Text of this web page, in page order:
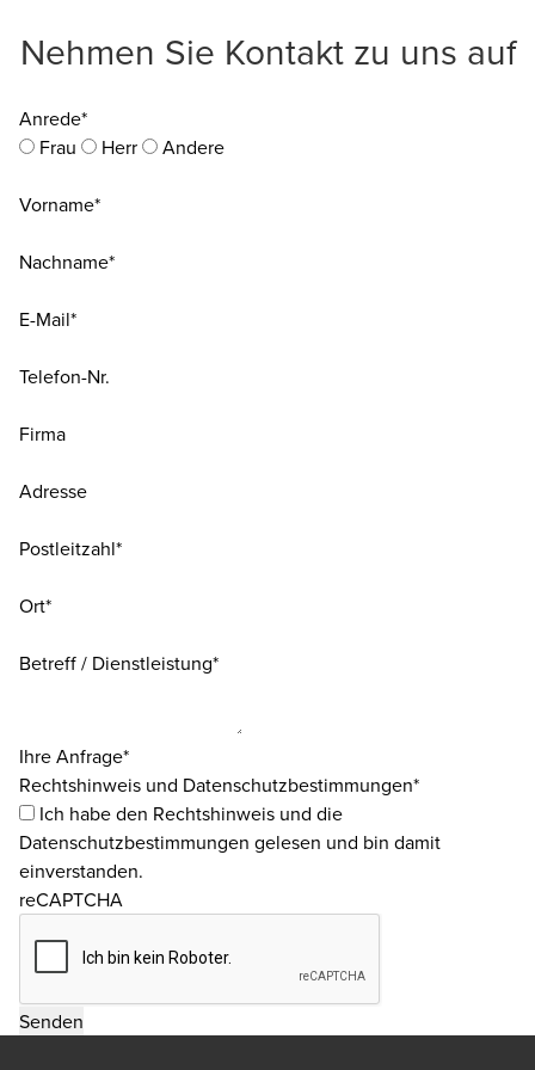
Nehmen Sie Kontakt zu uns auf
Anrede*
Frau
Herr Andere
Vorname*
Nachname*
E-Mail*
Telefon-Nr.
Firma
Adresse
Postleitzahl*
Ort*
Betreff / Dienstleistung*
Ihre Anfrage*
Rechtshinweis und Datenschutzbestimmungen*
Ich habe den Rechtshinweis und die
Datenschutzbestimmungen gelesen und bin damit
einverstanden.
reCAPTCHA